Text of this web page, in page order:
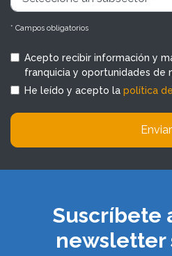
* Campos obligatorios
Acepto recibir información y
franquicia y oportunidades de
He leído y acepto la política
Enviar
Suscríbete
newsletter